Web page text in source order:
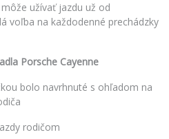
užívať jazdu už od
voľba na každodenné prechádzky
Porsche Cayenne
bolo navrhnuté s ohľadom na
rodičom